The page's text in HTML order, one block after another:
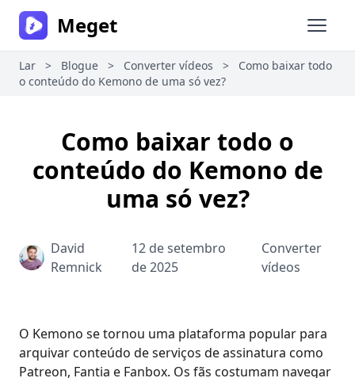
Abrir
Meget
Lar > Blogue > Converter vídeos >
Como baixar todo
o conteúdo do Kemono de uma só vez?
Como baixar todo o
conteúdo do Kemono de
uma só vez?
David
Remnick
12 de setembro
de 2025
Converter
vídeos
O Kemono se tornou uma plataforma popular para
arquivar conteúdo de serviços de assinatura como
Patreon, Fantia e Fanbox. Os fãs costumam navegar